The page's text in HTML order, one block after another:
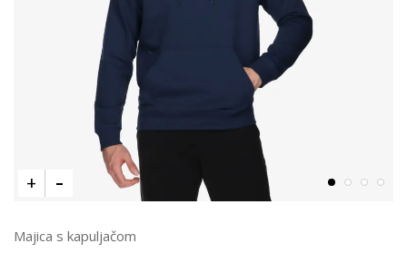
Majica s kapuljačom